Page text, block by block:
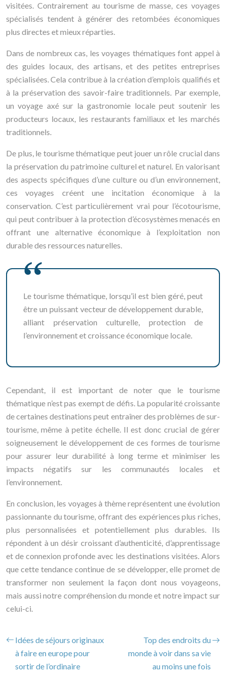
visitées. Contrairement au tourisme de masse, ces voyages
spécialisés tendent à générer des retombées économiques
plus directes et mieux réparties.
Dans de nombreux cas, les voyages thématiques font appel à
des guides locaux, des artisans, et des petites entreprises
spécialisées. Cela contribue à la création d’emplois qualifiés et
à la préservation des savoir-faire traditionnels. Par exemple,
un voyage axé sur la gastronomie locale peut soutenir les
producteurs locaux, les restaurants familiaux et les marchés
traditionnels.
De plus, le tourisme thématique peut jouer un rôle crucial dans
la préservation du patrimoine culturel et naturel. En valorisant
des aspects spécifiques d’une culture ou d’un environnement,
ces voyages créent une incitation économique à la
conservation. C’est particulièrement vrai pour l’écotourisme,
qui peut contribuer à la protection d’écosystèmes menacés en
offrant une alternative économique à l’exploitation non
durable des ressources naturelles.
Le tourisme thématique, lorsqu’il est bien géré, peut
être un puissant vecteur de développement durable,
alliant préservation culturelle, protection de
l’environnement et croissance économique locale.
Cependant, il est important de noter que le tourisme
thématique n’est pas exempt de défis. La popularité croissante
de certaines destinations peut entraîner des problèmes de sur-
tourisme, même à petite échelle. Il est donc crucial de gérer
soigneusement le développement de ces formes de tourisme
pour assurer leur durabilité à long terme et minimiser les
impacts négatifs sur les communautés locales et
l’environnement.
En conclusion, les voyages à thème représentent une évolution
passionnante du tourisme, offrant des expériences plus riches,
plus personnalisées et potentiellement plus durables. Ils
répondent à un désir croissant d’authenticité, d’apprentissage
et de connexion profonde avec les destinations visitées. Alors
que cette tendance continue de se développer, elle promet de
transformer non seulement la façon dont nous voyageons,
mais aussi notre compréhension du monde et notre impact sur
celui-ci.
Idées de séjours originaux
à faire en europe pour
sortir de l’ordinaire
Top des endroits du
monde à voir dans sa vie
au moins une fois